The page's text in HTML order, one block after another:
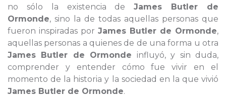
no sólo la existencia deJames Butler de
Ormonde, sino la de todas aquellas personas que
fueron inspiradas por James Butler de Ormonde,
aquellas personas a quienes de de una forma u otra
James Butler de Ormonde influyó, y sin duda,
comprender y entender cómo fue vivir en el
momento de la historia y la sociedad en la que vivió
James Butler de Ormonde.